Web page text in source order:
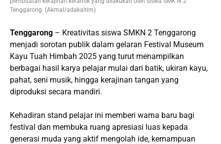
Tenggarong. (Akmal/adakaltim)
Tenggarong – Kreativitas siswa SMKN 2 Tenggarong
menjadi sorotan publik dalam gelaran Festival Museum
Kayu Tuah Himbah 2025 yang turut menampilkan
berbagai hasil karya pelajar mulai dari batik, ukiran kayu,
pahat, seni musik, hingga kerajinan tangan yang
diproduksi secara mandiri.
Kehadiran stand pelajar ini memberi warna baru bagi
festival dan membuka ruang apresiasi luas kepada
generasi muda yang aktif mengolah ide, kemampuan